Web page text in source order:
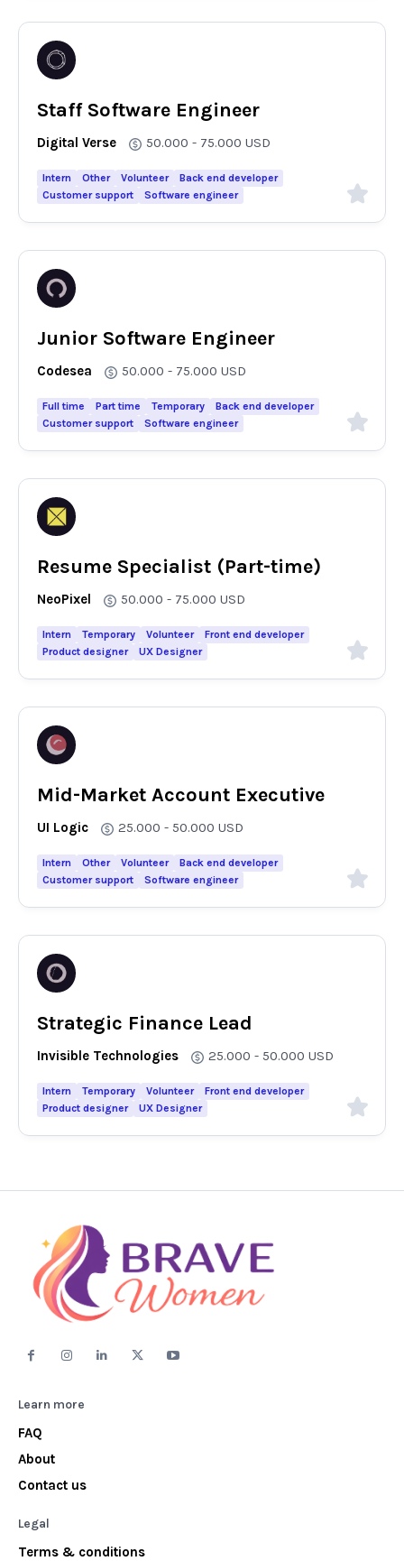
Staff Software Engineer
Digital Verse 50.000 - 75.000 USD
Intern Other Volunteer
Back end developer
Customer support
Software engineer
Junior Software Engineer
Codesea 50.000 - 75.000 USD
Full time Part time Temporary
Back end developer
Customer support
Software engineer
Resume Specialist (Part-time)
NeoPixel 50.000 - 75.000 USD
Intern Temporary Volunteer
Front end developer
Product designer
UX Designer
Mid-Market Account Executive
UI Logic 25.000 - 50.000 USD
Intern Other Volunteer
Back end developer
Customer support
Software engineer
Strategic Finance Lead
Invisible Technologies 25.000 - 50.000 USD
Intern Temporary Volunteer
Front end developer
Product designer
UX Designer
Learn more
FAQ
About
Contact us
Legal
Terms & conditions